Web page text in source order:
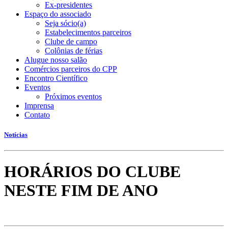
Ex-presidentes
Espaço do associado
Seja sócio(a)
Estabelecimentos parceiros
Clube de campo
Colônias de férias
Alugue nosso salão
Comércios parceiros do CPP
Encontro Científico
Eventos
Próximos eventos
Imprensa
Contato
Notícias
HORÁRIOS DO CLUBE
NESTE FIM DE ANO